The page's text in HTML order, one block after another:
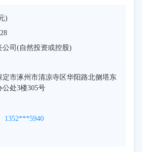
)
公司(自然投资或控股)
定市涿州市清凉寺区华阳路北侧塔东
公处3楼305号
1352***5940